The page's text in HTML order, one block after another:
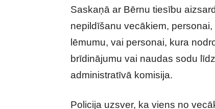
Saskaņā ar Bērnu tiesību
nepildīšanu vecākiem,
lēmumu, vai personai, kura
brīdinājumu vai naudas sodu
administratīvā komisija.
Policija uzsver, ka viens no